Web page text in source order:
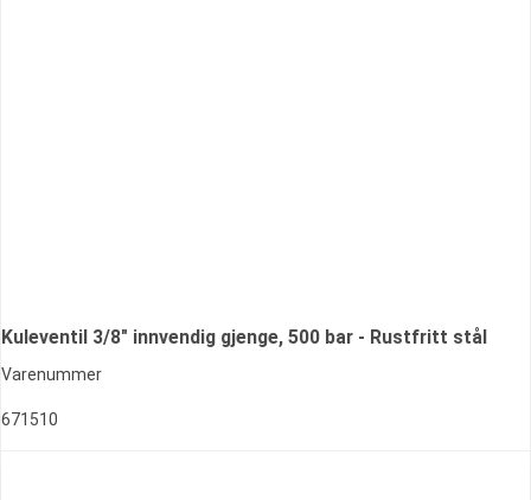
Kuleventil 3/8" innvendig gjenge, 500 bar - Rustfritt stål
Varenummer
671510